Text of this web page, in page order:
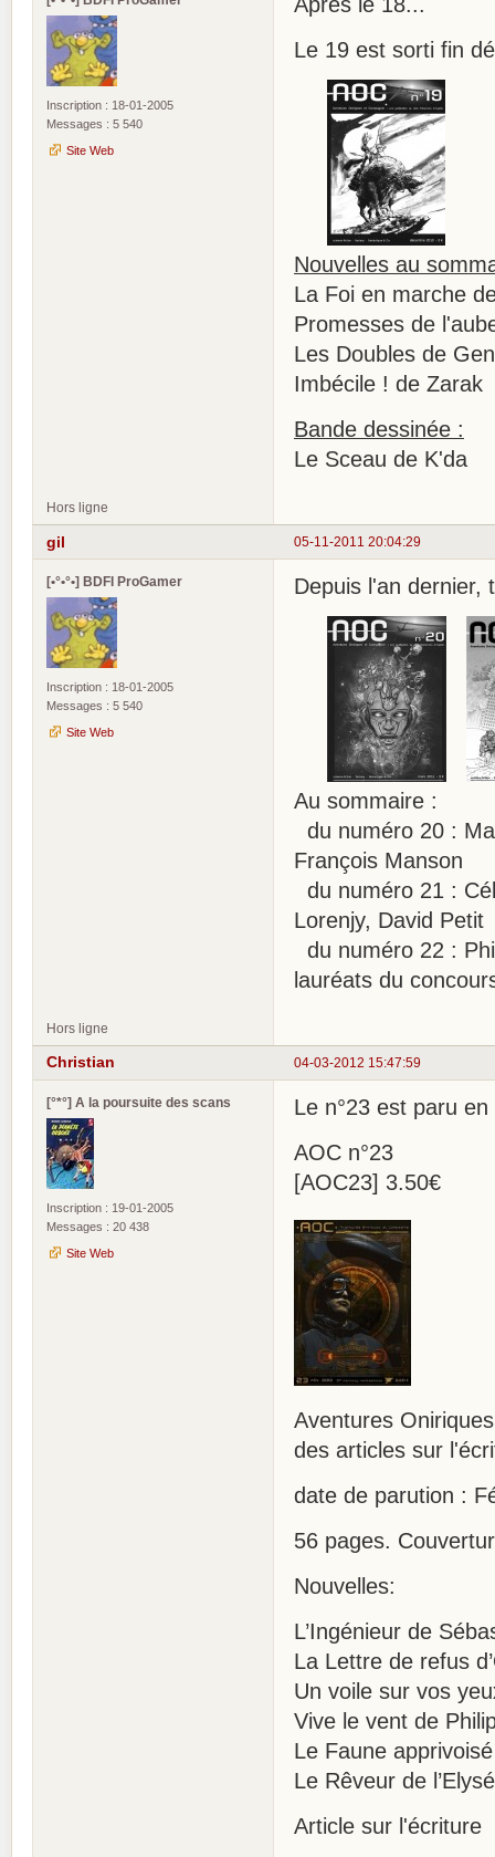
Inscription : 18-01-2005
Messages : 5 540
Site Web
Le 19 est sorti fin
Nouvelles au
La Foi en marche
Promesses de
Les Doubles de
Imbécile ! de Zarak
Bande dessinée :
Le Sceau de K'da
Hors ligne
05-11-2011 20:04:29
gil
[•°•°•] BDFI ProGamer
Inscription : 18-01-2005
Messages : 5 540
Site Web
Depuis l'an dernier,
Au sommaire :
du numéro 20 :
François Manson
du numéro 21 :
Lorenjy, David Petit
du numéro 22 :
lauréats du
Hors ligne
04-03-2012 15:47:59
Christian
[°*°] A la poursuite des scans
Inscription : 19-01-2005
Messages : 20 438
Site Web
Le n°23 est paru
AOC n°23
[AOC23] 3.50€
Aventures
des articles sur
date de parution :
56 pages.
Nouvelles:
L’Ingénieur de
La Lettre de refus
Un voile sur vos
Vive le vent de
Le Faune
Le Rêveur de
Article sur l'écriture